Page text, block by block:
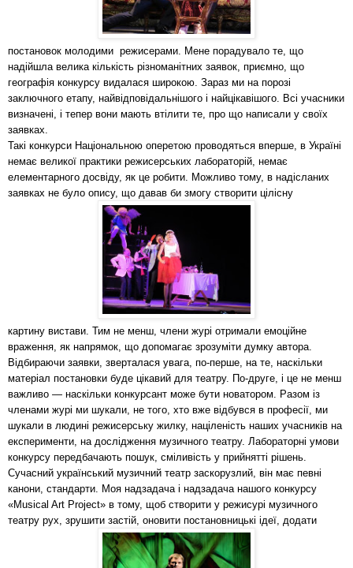
постановок молодими режисерами. Мене порадувало те, що
надійшла велика кількість різноманітних заявок, приємно, що
географія конкурсу видалася широкою. Зараз ми на порозі
заключного етапу, найвідповідальнішого і найцікавішого. Всі учасники
визначені, і тепер вони мають втілити те, про що написали у своїх
заявках.
Такі конкурси Національною оперетою проводяться вперше, в Україні
немає великої практики режисерських лабораторій, немає
елементарного досвіду, як це робити. Можливо тому, в надісланих
заявках не було опису, що давав би змогу створити цілісну
картину вистави. Тим не менш, члени журі отримали емоційне
враження, як напрямок, що допомагає зрозуміти думку автора.
Відбираючи заявки, зверталася увага, по-перше, на те, наскільки
матеріал постановки буде цікавий для театру. По-друге, і це не менш
важливо — наскільки конкурсант може бути новатором. Разом із
членами журі ми шукали, не того, хто вже відбувся в професії, ми
шукали в людині режисерську жилку, націленість наших учасників на
експерименти, на дослідження музичного театру. Лабораторні умови
конкурсу передбачають пошук, сміливість у прийнятті рішень.
Сучасний український музичний театр заскорузлий, він має певні
канони, стандарти. Моя надзадача і надзадача нашого конкурсу
«Musical Art Project» в тому, щоб створити у режисурі музичного
театру рух, зрушити застій, оновити постановницькі ідеї, додати